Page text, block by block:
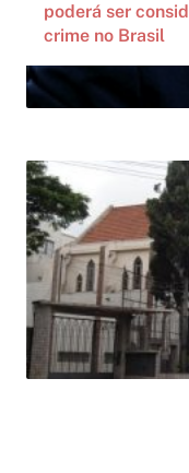
poderá ser
crime no Brasil